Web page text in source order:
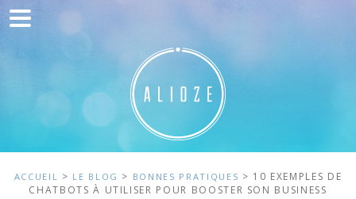
Accueil
Développement web
Acquisition de trafic
Clients
ACCUEIL > LE BLOG > BONNES PRATIQUES > 10 EXEMPLES DE
CHATBOTS À UTILISER POUR BOOSTER SON BUSINESS